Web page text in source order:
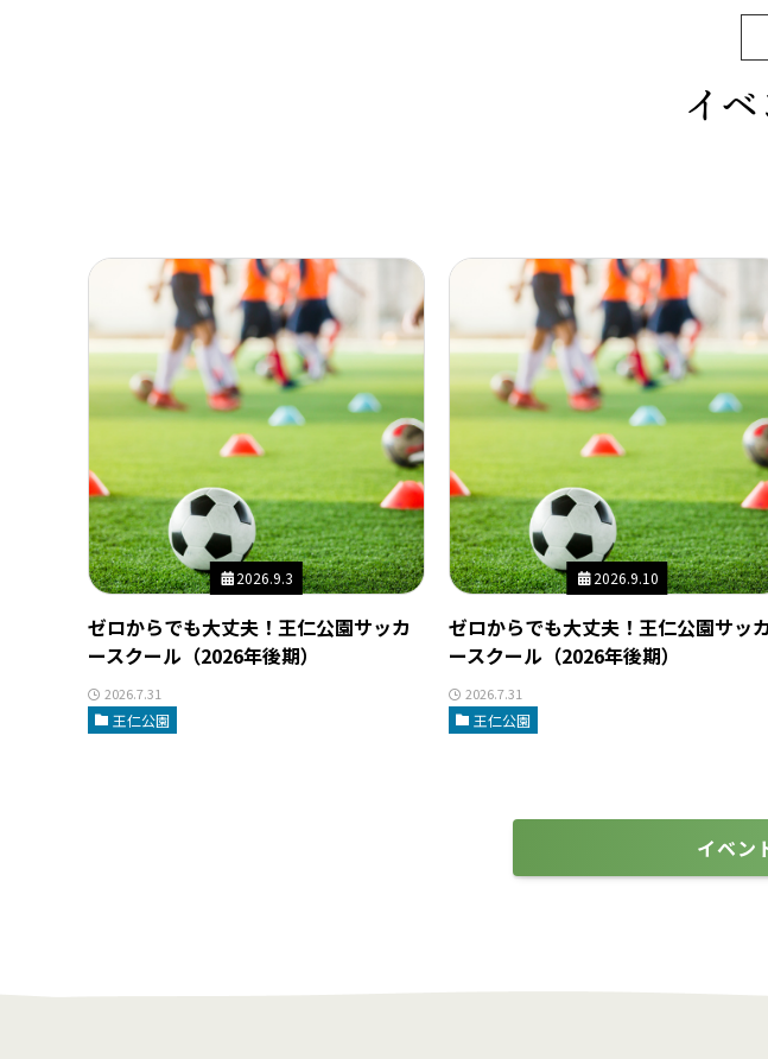
イ
2026.9.3
ゼロからでも大丈夫！王仁公園サッカ
ースクール（2026年後期）
2026.7.31
王仁公園
2026.9.10
ゼロからでも大丈夫！王仁公園サッカ
ースクール（2026年後期）
2026.7.31
王仁公園
イベン